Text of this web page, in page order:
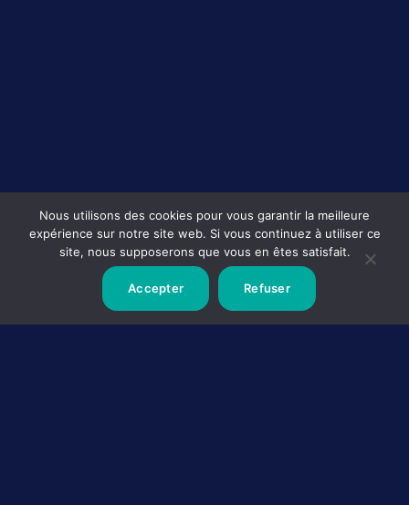
Nous utilisons des cookies pour vous garantir la meilleure
expérience sur notre site web. Si vous continuez à utiliser ce
site, nous supposerons que vous en êtes satisfait.
Accepter Refuser